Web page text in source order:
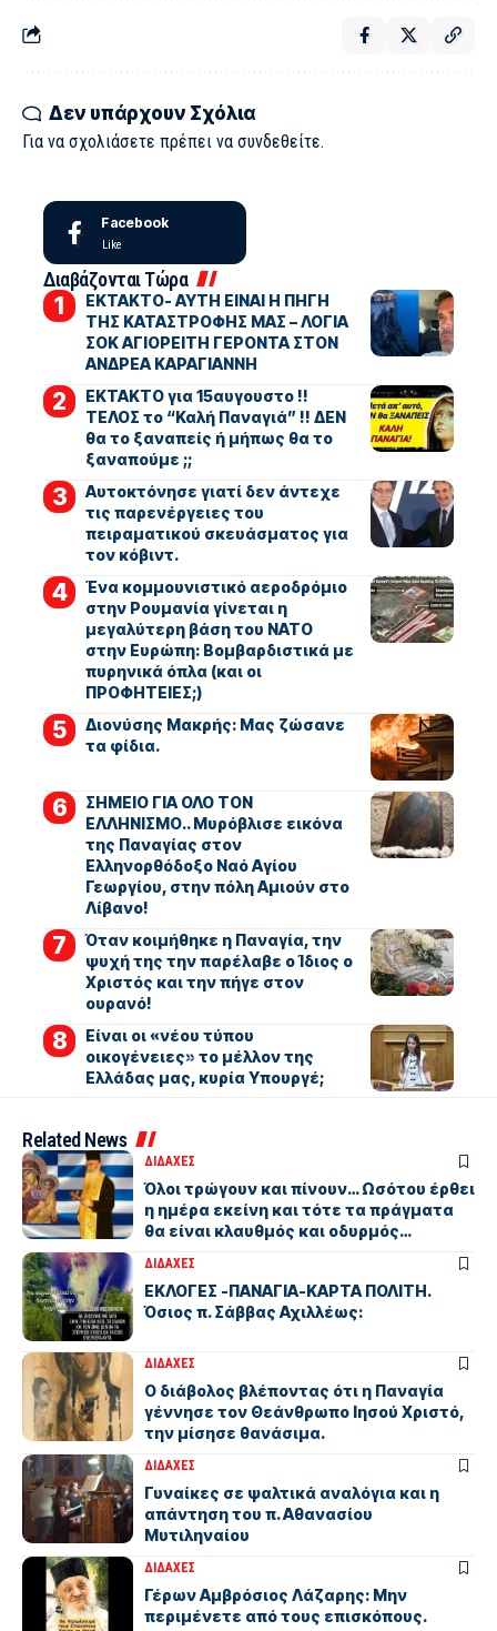
Δεν υπάρχουν Σχόλια
Για να σχολιάσετε πρέπει να συνδεθείτε.
Facebook
Like
Διαβάζονται Τώρα
ΕΚΤΑΚΤΟ- ΑΥΤΗ ΕΙΝΑΙ Η ΠΗΓΗ
ΤΗΣ ΚΑΤΑΣΤΡΟΦΗΣ ΜΑΣ – ΛΟΓΙΑ
ΣΟΚ ΑΓΙΟΡΕΙΤΗ ΓΕΡΟΝΤΑ ΣΤΟΝ
ΑΝΔΡΕΑ ΚΑΡΑΓΙΑΝΝΗ
ΕΚΤΑΚΤΟ για 15αυγουστο !!
ΤΕΛΟΣ το “Καλή Παναγιά” !! ΔΕΝ
θα το ξαναπείς ή μήπως θα το
ξαναπούμε ;;
Αυτοκτόνησε γιατί δεν άντεχε
τις παρενέργειες του
πειραματικού σκευάσματος για
τον κόβιντ.
Ένα κομμουνιστικό αεροδρόμιο
στην Ρουμανία γίνεται η
μεγαλύτερη βάση του ΝΑΤΟ
στην Ευρώπη: Βομβαρδιστικά με
πυρηνικά όπλα (και οι
ΠΡΟΦΗΤΕΙΕΣ;)
Διονύσης Μακρής: Μας ζώσανε
τα φίδια.
ΣΗΜΕΙΟ ΓΙΑ ΟΛΟ ΤΟΝ
ΕΛΛΗΝΙΣΜΟ.. Μυρόβλισε εικόνα
της Παναγίας στον
Ελληνορθόδοξο Ναό Αγίου
Γεωργίου, στην πόλη Αμιούν στο
Λίβανο!
Όταν κοιμήθηκε η Παναγία, την
ψυχή της την παρέλαβε ο Ίδιος ο
Χριστός και την πήγε στον
ουρανό!
Είναι οι «νέου τύπου
οικογένειες» το μέλλον της
Ελλάδας μας, κυρία Υπουργέ;
Related News
ΔΙΔΑΧΕΣ
Όλοι τρώγουν και πίνουν… Ωσότου έρθει
η ημέρα εκείνη και τότε τα πράγματα
θα είναι κλαυθμός και οδυρμός…
ΔΙΔΑΧΕΣ
ΕΚΛΟΓΕΣ -ΠΑΝΑΓΙΑ-ΚΑΡΤΑ ΠΟΛΙΤΗ.
Όσιος π. Σάββας Αχιλλέως:
ΔΙΔΑΧΕΣ
Ο διάβολος βλέποντας ότι η Παναγία
γέννησε τον Θεάνθρωπο Ιησού Χριστό,
την μίσησε θανάσιμα.
ΔΙΔΑΧΕΣ
Γυναίκες σε ψαλτικά αναλόγια και η
απάντηση του π. Αθανασίου
Μυτιληναίου
ΔΙΔΑΧΕΣ
Γέρων Αμβρόσιος Λάζαρης: Μην
περιμένετε από τους επισκόπους.